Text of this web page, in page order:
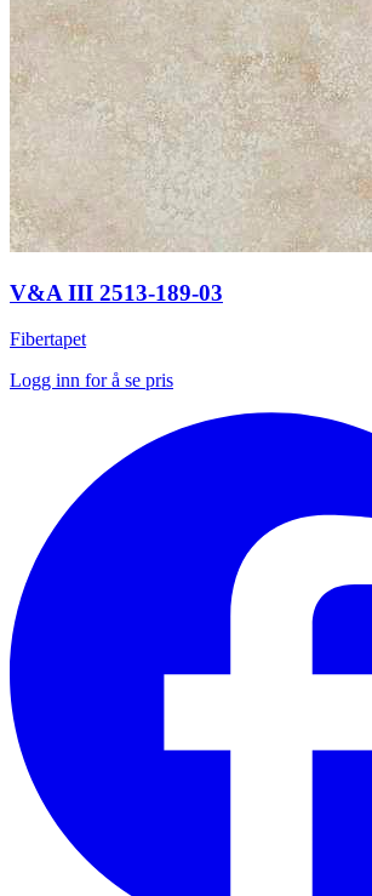
V&A III 2513-189-03
Fibertapet
Logg inn for å se pris